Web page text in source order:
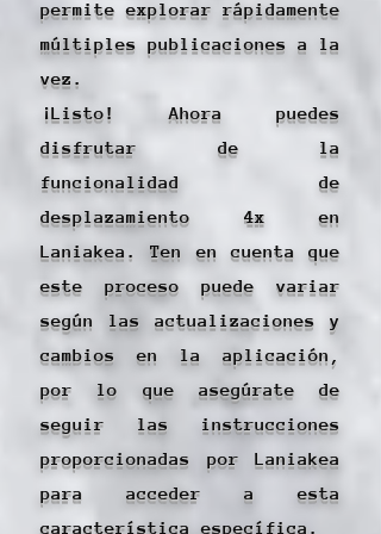
permite explorar rápidamente
múltiples publicaciones a la
vez.
¡Listo! Ahora puedes
disfrutar de la
funcionalidad de
desplazamiento 4x en
Laniakea. Ten en cuenta que
este proceso puede variar
según las actualizaciones y
cambios en la aplicación,
por lo que asegúrate de
seguir las instrucciones
proporcionadas por Laniakea
para acceder a esta
característica específica.